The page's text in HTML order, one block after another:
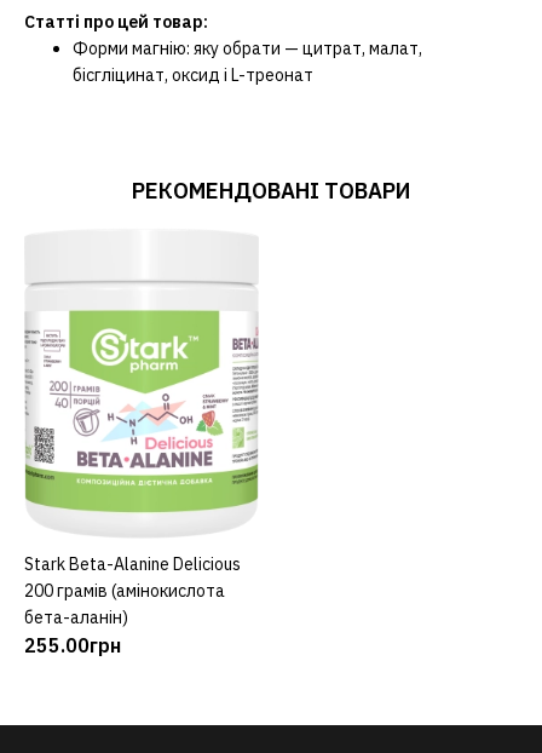
Статті про цей товар:
Форми магнію: яку обрати — цитрат, малат,
бісгліцинат, оксид і L-треонат
РЕКОМЕНДОВАНІ ТОВАРИ
КУПИТИ
Stark Beta-Alanine Delicious
200 грамів (амінокислота
бета-аланін)
255.00грн